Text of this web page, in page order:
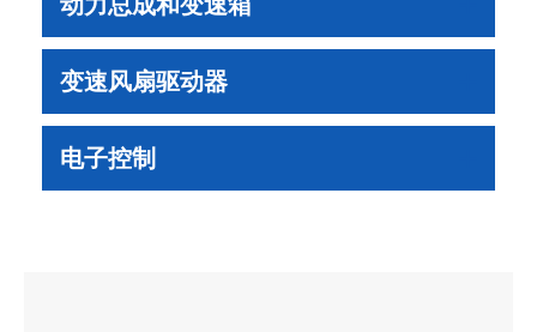
变速风扇驱动器
电子控制